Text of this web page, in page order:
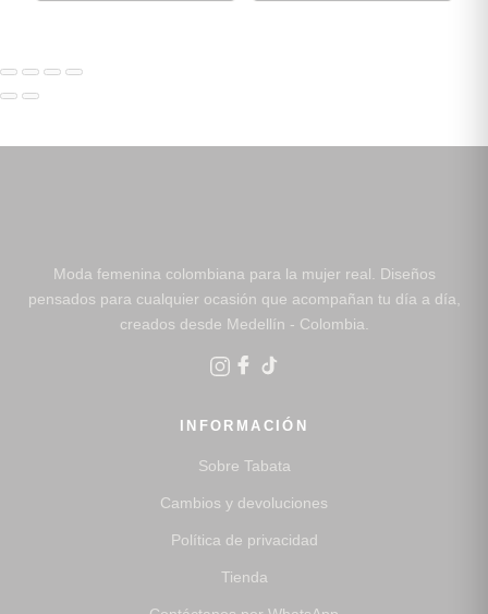
Moda femenina colombiana para la mujer real. Diseños
pensados para cualquier ocasión que acompañan tu día a día,
creados desde Medellín - Colombia.
INFORMACIÓN
Sobre Tabata
Cambios y devoluciones
Política de privacidad
Tienda